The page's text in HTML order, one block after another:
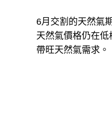
6月交割的天然氣
天然氣價格仍在
帶旺天然氣需求。